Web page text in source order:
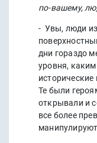
по-вашему,
- Увы, люди
дни гораздо
уровня,
исторические
Те были
открывали и
все более